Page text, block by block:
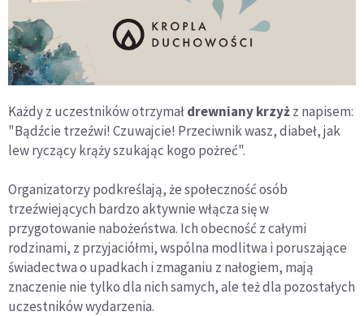
Każdy z uczestników otrzymałdrewniany krzyżz napisem:
"Bądźcie trzeźwi! Czuwajcie! Przeciwnik wasz, diabeł, jak
lew ryczący krąży szukając kogo pożreć".
Organizatorzy podkreślają, że społeczność osób
trzeźwiejących bardzo aktywnie włącza się w
przygotowanie nabożeństwa. Ich obecność z całymi
rodzinami, z przyjaciółmi, wspólna modlitwa i poruszające
świadectwa o upadkach i zmaganiu z nałogiem, mają
znaczenie nie tylko dla nich samych, ale też dla pozostałych
uczestników wydarzenia.